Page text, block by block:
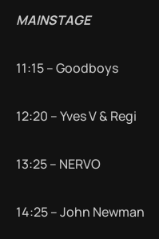
MAINSTAGE
11:15 – Goodboys
12:20 – Yves V & Regi
13:25 – NERVO
14:25 – John Newman